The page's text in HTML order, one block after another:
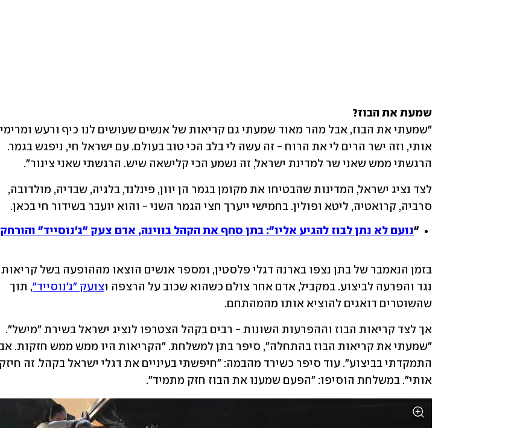
שמעת את הבוז?
הרגשתי ממש שאני שר למדינת ישראל, זה נשמע הכי קלישאה שיש. הרגשתי שאני צינור״.
סרביה, קרואטיה, ליטא ופולין. בחמישי ייערך חצי הגמר השני - והוא יועבר בשידור חי בכאן.
"נועם לא נתן לבוז להגיע אליו": בתן סחף את הקהל בווינה, אדם צעק "ג'נוסייד" והורחק
נגד והפרעה לביצוע. במקביל, אדם אחר צולם כשהוא שכוב על הרצפה וצועק "ג'נוסייד"
שהשוטרים דואגים להוציא אותו מהמהתחם.
אותי". במשלחת הוסיפו: "הפעם שמענו את הבוז חזק מתמיד".